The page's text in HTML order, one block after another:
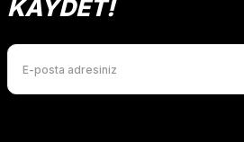
Ürün fiyatı diğer sitelerden daha pahalı.
KAYDET!